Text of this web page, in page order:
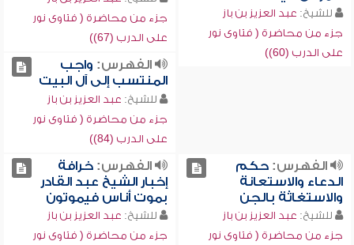
للشيخ: عبد العزيز بن باز
جزء من محاضرة ( فتاوى نور
على الدرب (60))
جزء من محاضرة ( فتاوى نور
على الدرب (67))
الفهرس: واجب
المنتسب إلى آل البيت
للشيخ: عبد العزيز بن باز
جزء من محاضرة ( فتاوى نور
على الدرب (84))
الفهرس:حكم
الدعاء والاستعانة
والاستغاثة بالجن
للشيخ: عبد العزيز بن باز
جزء من محاضرة ( فتاوى نور
الفهرس:خرافة
إخبار الشيخ عبد القادر
بموت أناس فيموتون
للشيخ: عبد العزيز بن باز
جزء من محاضرة ( فتاوى نور